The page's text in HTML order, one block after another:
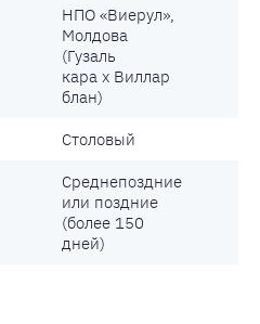
НПО «Виерул»,
Молдова
(Гузаль
кара x Виллар
блан)
Столовый
Среднепоздние
или поздние
(более 150
дней)